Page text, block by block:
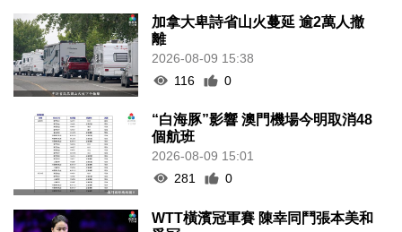
加拿大卑詩省山火蔓延 逾2萬人撤
離
2026-08-09 15:38
116
0
“白海豚”影響 澳門機場今明取消48
個航班
2026-08-09 15:01
281
0
WTT橫濱冠軍賽 陳幸同鬥張本美和